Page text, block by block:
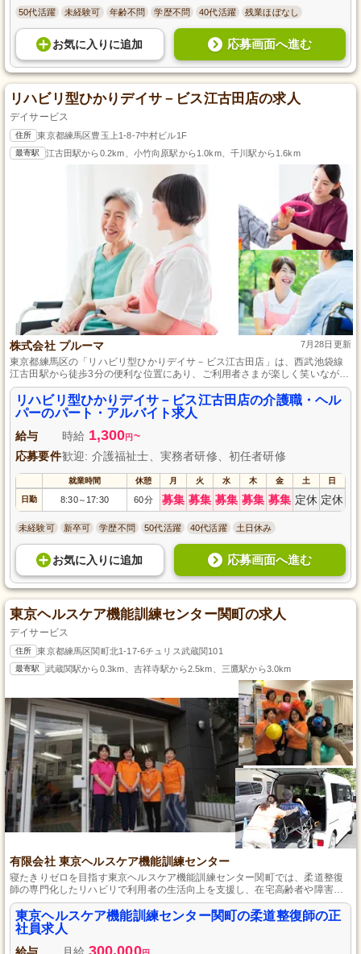
50代活躍 未経験可 年齢不問 学歴不問 40代活躍 残業ほぼなし
お気に入り に追加 応募画面へ進む
リハビリ型ひかりデイサ－ビス江古田店の求人
デイサービス
住所 東京都練馬区豊玉上1-8-7中村ビル1F
最寄駅 江古田駅から0.2km、小竹向原駅から1.0km、千川駅から1.6km
株式会社 プルーマ 7月28日更新
東京都練馬区の「リハビリ型ひかりデイサ－ビス江古田店」は、西武池袋線
江古田駅から徒歩3分の便利な位置にあり、ご利用者さまが楽しく笑いながら
過ごせるアットホームな施設、手厚い福利厚生も充実しています。
リハビリ型ひかりデイサ－ビス江古田店の介護職・ヘル
パーのパート・アルバイト求人
給与 時給 1,300円 ~
応募要件歓迎: 介護福祉士、実務者研修、初任者研修
就業時間 休憩 月 火 水 木 金 土 日
日勤 8:30～ 17:30 60分 募集 募集 募集 募集 募集 定休 定休
未経験可 新卒可 学歴不問 50代活躍 40代活躍 土日休み
お気に入り に追加 応募画面へ進む
東京ヘルスケア機能訓練センター関町の求人
デイサービス
住所 東京都練馬区関町北1-17-6チュリス武蔵関101
最寄駅 武蔵関駅から0.3km、吉祥寺駅から2.5km、三鷹駅から3.0km
有限会社 東京ヘルスケア機能訓練センター
寝たきりゼロを目指す東京ヘルスケア機能訓練センター関町では、柔道整復
師の専門化したリハビリで利用者の生活向上を支援し、在宅高齢者や障害者
への機能訓練も提供する。
東京ヘルスケア機能訓練センター関町の柔道整復師の正
社員求人
300,000